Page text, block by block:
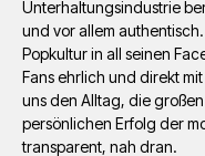
Unterhaltungsindustrie
und vor allem
Popkultur in all seinen
Fans ehrlich und direkt
uns den Alltag, die
persönlichen Erfolg der
transparent, nah dran.